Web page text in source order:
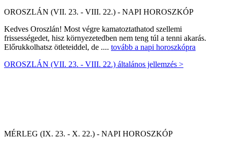
OROSZLÁN (VII. 23. - VIII. 22.) - NAPI HOROSZKÓP
Kedves Oroszlán! Most végre kamatoztathatod szellemi
frissességedet, hisz környezetedben nem teng túl a tenni akarás.
Előrukkolhatsz ötleteiddel, de .... tovább a napi horoszkópra
OROSZLÁN (VII. 23. - VIII. 22.) általános jellemzés >
MÉRLEG (IX. 23. - X. 22.) - NAPI HOROSZKÓP